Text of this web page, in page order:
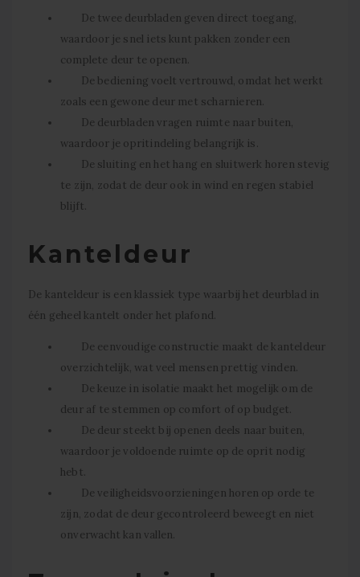
De twee deurbladen geven direct toegang,
waardoor je snel iets kunt pakken zonder een
complete deur te openen.
De bediening voelt vertrouwd, omdat het werkt
zoals een gewone deur met scharnieren.
De deurbladen vragen ruimte naar buiten,
waardoor je opritindeling belangrijk is.
De sluiting en het hang en sluitwerk horen stevig
te zijn, zodat de deur ook in wind en regen stabiel
blijft.
Kanteldeur
De kanteldeur is een klassiek type waarbij het deurblad in
één geheel kantelt onder het plafond.
De eenvoudige constructie maakt de kanteldeur
overzichtelijk, wat veel mensen prettig vinden.
De keuze in isolatie maakt het mogelijk om de
deur af te stemmen op comfort of op budget.
De deur steekt bij openen deels naar buiten,
waardoor je voldoende ruimte op de oprit nodig
hebt.
De veiligheidsvoorzieningen horen op orde te
zijn, zodat de deur gecontroleerd beweegt en niet
onverwacht kan vallen.